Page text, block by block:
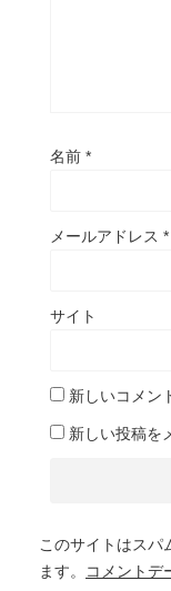
名前 *
メールアドレス *
サイト
新しいコメン
新しい投稿を
このサイトはスパ
ます。
コメントデ